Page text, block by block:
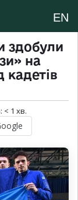
EN
здобули
на
кадетів
< 1 хв.